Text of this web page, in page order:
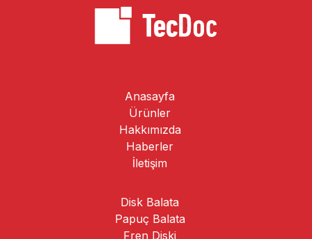
Anasayfa
Ürünler
Hakkımızda
Haberler
İletişim
Disk Balata
Papuç Balata
Fren Diski